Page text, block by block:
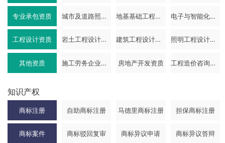
专业承包资质 城市及道路照明工程专业承包资质 地基基础工程专业承包资质 电子与智能化工程专业承包资质
工程设计资质 岩土工程设计资质 建筑工程设计资质 照明工程设计资质
其他资质 施工劳务企业资质 房地产开发资质 工程造价咨询企业资质
知识产权
商标注册 自助商标注册 马德里商标注册 担保商标注册
商标案件 商标驳回复审 商标异议申请 商标异议答辩